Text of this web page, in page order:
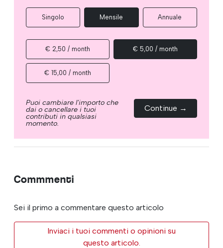
Singolo Mensile Annuale
€ 2,50 / month € 5,00 / month
€ 15,00 / month
Puoi cambiare l'importo che
dai o cancellare i tuoi
contributi in qualsiasi
momento.
Continue →
Commmenti
Sei il primo a commentare questo articolo
Inviaci i tuoi commenti o opinioni su
questo articolo.